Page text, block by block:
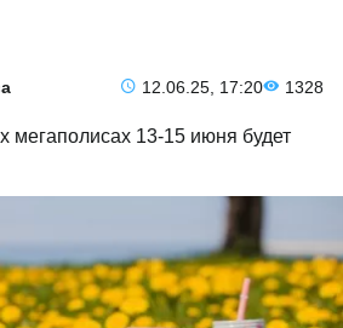
12.06.25, 17:20 1328
мегаполисах 13-15 июня будет